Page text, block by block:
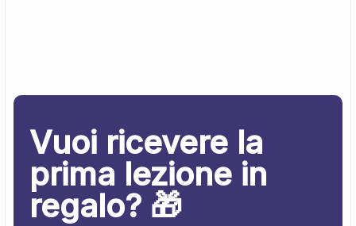
Vuoi ricevere la
prima lezione in
regalo? 🎁